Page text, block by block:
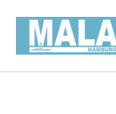
springen